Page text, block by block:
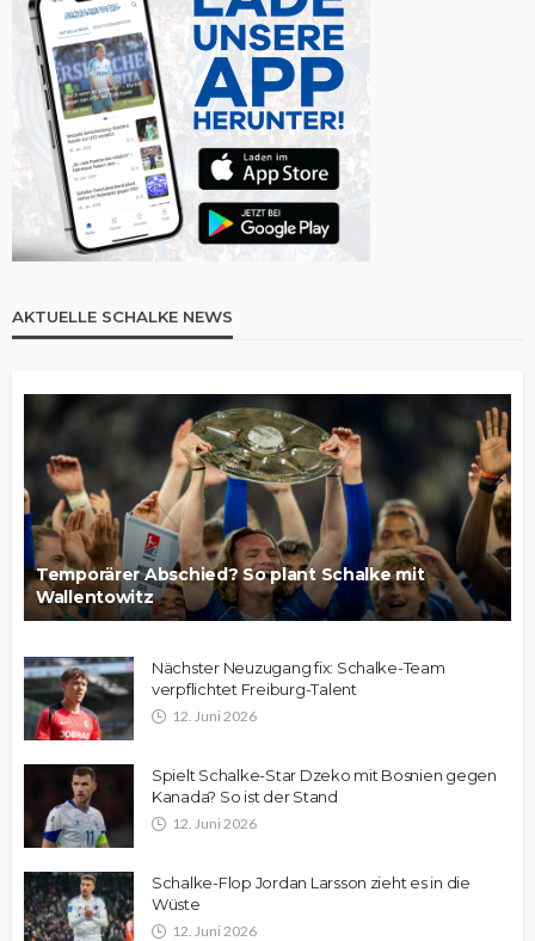
AKTUELLE SCHALKE NEWS
Temporärer Abschied? So plant Schalke mit
Wallentowitz
Nächster Neuzugang fix: Schalke-Team
verpflichtet Freiburg-Talent
12. Juni 2026
Spielt Schalke-Star Dzeko mit Bosnien gegen
Kanada? So ist der Stand
12. Juni 2026
Schalke-Flop Jordan Larsson zieht es in die
Wüste
12. Juni 2026